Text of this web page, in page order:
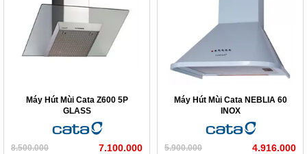
Máy Hút Mùi Cata Z600 5P
GLASS
8.500.000 7.100.000
Máy Hút Mùi Cata NEBLIA 60
INOX
5.900.000 4.916.000